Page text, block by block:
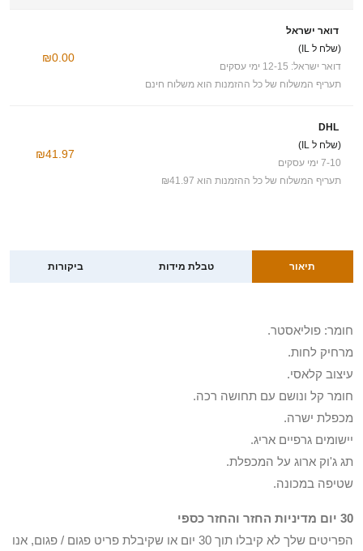
דואר ישראל
(שלח ל IL)
דואר ישראל: 12-15 ימי עסקים
תעריף המשלוח של כל ההזמנות הוא משלוח חינם
₪0.00
DHL
(שלח ל IL)
7-10 ימי עסקים
תעריף המשלוח של כל ההזמנות הוא ₪41.97
₪41.97
תיאור טבלת מידות ביקורות
חומר: פוליאסטר.
מרחיק לחות.
עיצוב קלאסי.
חומר קל ונושם עם תחושה רכה.
מכפלת ישרה.
יישומים גרפיים אריג.
תג ג'וק ארוג על המכפלת.
שטיפה במכונה.
30 יום מדיניות החזר והחזר כספי
הפריטים שלך לא קיבלו תוך 30 יום או שקיבלת פריט פגום / פגום, אנו